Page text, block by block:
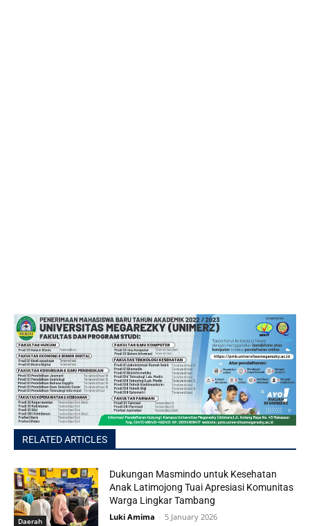
RELATED ARTICLES
Daerah
Dukungan Masmindo untuk Kesehatan
Anak Latimojong Tuai Apresiasi Komunitas
Warga Lingkar Tambang
Luki Amima - 5 January 2026